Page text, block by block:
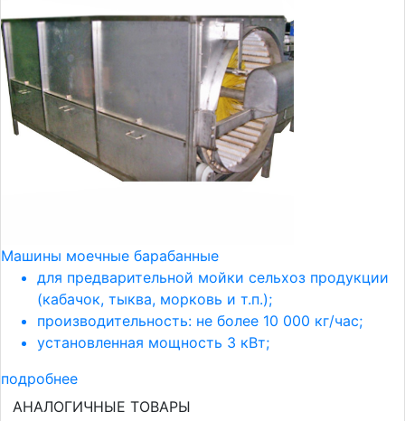
Машины моечные барабанные
для предварительной мойки сельхоз продукции
(кабачок, тыква, морковь и т.п.);
производительность: не более 10 000 кг/час;
установленная мощность 3 кВт;
подробнее
АНАЛОГИЧНЫЕ ТОВАРЫ